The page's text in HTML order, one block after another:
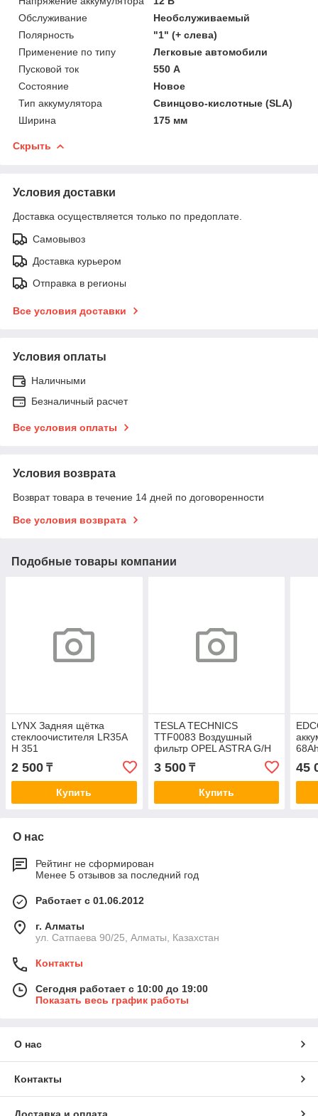
Обслуживание
Необслуживаемый
Полярность
"1" (+ слева)
Применение по типу
Легковые автомобили
Пусковой ток
550 А
Состояние
Новое
Тип аккумулятора
Свинцово-кислотные (SLA)
Ширина
175 мм
Скрыть
Условия доставки
Доставка осуществляется только по предоплате.
Самовывоз
Доставка курьером
Отправка в регионы
Все условия доставки
Условия оплаты
Наличными
Безналичный расчет
Все условия оплаты
Условия возврата
Возврат товара в течение 14 дней по договоренности
Все условия возврата
Подобные товары компании
LYNX Задняя щётка
стеклоочистителя LR35A
H 351
2 500 ₸
Купить
TESLA TECHNICS
TTF0083 Воздушный
фильтр OPEL ASTRA G/H
1.4-2.0 00-/04-/ZAFIRA A/B
99-/05- A0288
3 500₸
Купить
45
О нас
Рейтинг не сформирован
Менее 5 отзывов за последний год
Работает с 01.06.2012
г. Алматы
ул. Сатпаева 90/25, Алматы, Казахстан
Контакты
Сегодня работает с 10:00 до 19:00
Показать весь график работы
О нас
Контакты